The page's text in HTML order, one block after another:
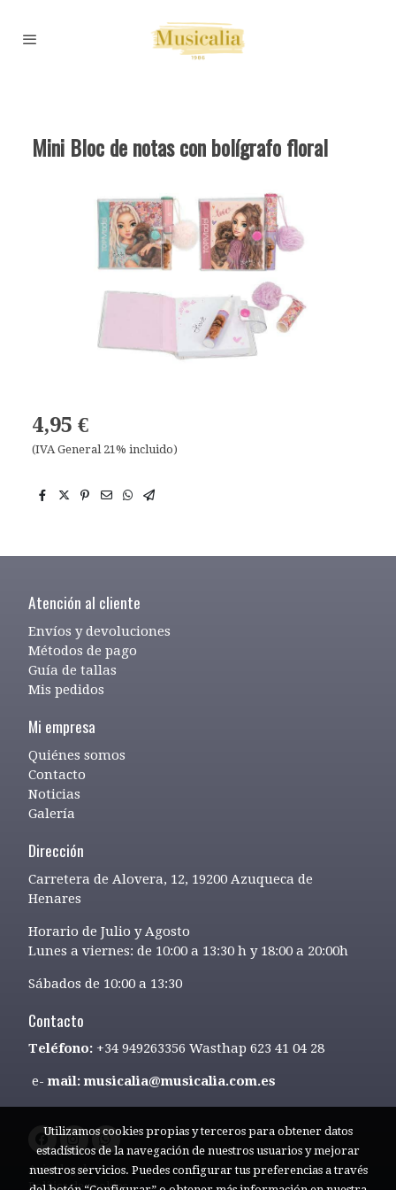
Mini Bloc de notas con bolígrafo floral
4,95 €
(IVA General 21% incluido)
Atención al cliente
Envíos y devoluciones
Métodos de pago
Guía de tallas
Mis pedidos
Mi empresa
Quiénes somos
Contacto
Noticias
Galería
Dirección
Carretera de Alovera, 12, 19200 Azuqueca de
Henares
Horario de Julio y Agosto
Lunes a viernes: de 10:00 a 13:30 h y 18:00 a 20:00h
Sábados de 10:00 a 13:30
Contacto
Teléfono: +34 949263356 Wasthap 623 41 04 28
e-mail: musicalia@musicalia.com.es
Aviso legal
Política de cookies
Utilizamos cookies propias y terceros para obtener datos
estadísticos de la navegación de nuestros usuarios y mejorar
nuestros servicios. Puedes configurar tus preferencias a través